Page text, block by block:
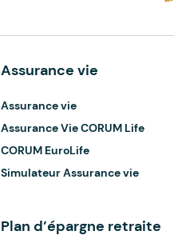
Assurance vie
Assurance vie
Assurance Vie CORUM Life
CORUM EuroLife
Simulateur Assurance vie
Plan d’épargne retraite